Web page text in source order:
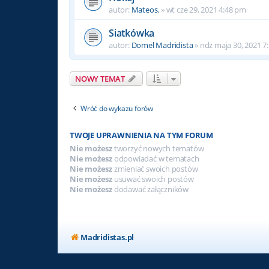
autor: Mateos. »wt cze 29, 2021 4:48 pm
Siatkówka
autor: Domel Madridista» ndz maja 30, 2021
NOWY TEMAT
Wróć do wykazu forów
TWOJE UPRAWNIENIA NA TYM FORUM
Nie możesztworzyć nowych tematów
Nie możesz odpowiadać w tematach
Nie możeszzmieniać swoich postów
Nie możesz usuwać swoich postów
Nie możesz dodawać załączników
Madridistas.pl